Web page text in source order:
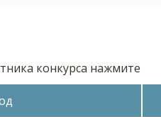
конкурса нажмите